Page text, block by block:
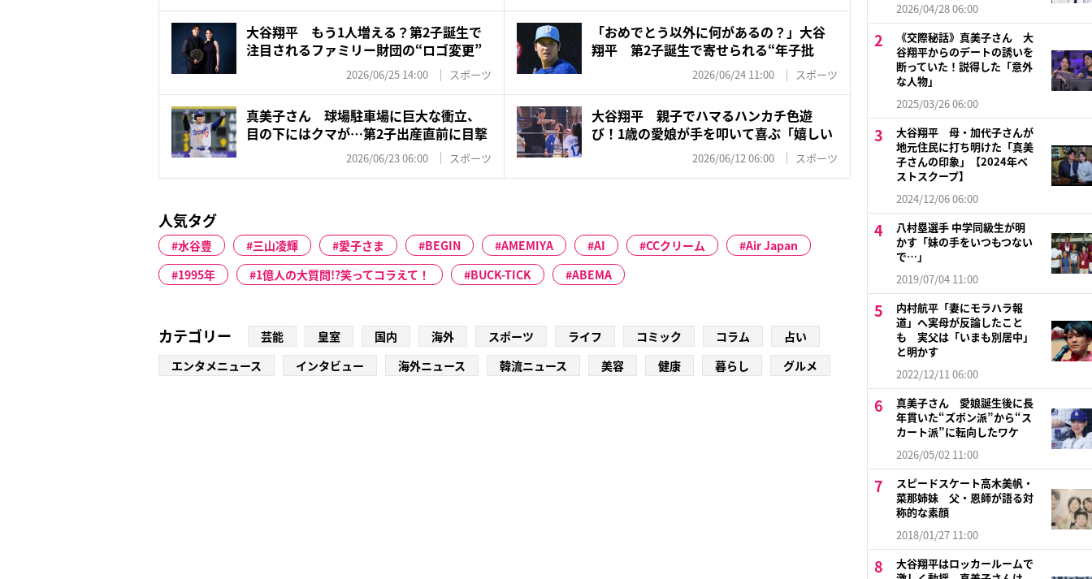
大谷翔平 もう1人増える？第2子誕生で
注目されるファミリー財団の“ロゴ変更”
2026/06/25 14:00 スポーツ
「おめでとう以外に何があるの？」大谷
翔平 第2子誕生で寄せられる“年子批
2026/06/24 11:00 スポーツ
真美子さん 球場駐車場に巨大な衝立、
目の下にはクマが…第2子出産直前に目撃
2026/06/23 06:00 スポーツ
大谷翔平 親子でハマるハンカチ色遊
び！1歳の愛娘が手を叩いて喜ぶ「嬉しい
2026/06/12 06:00 スポーツ
人気タグ
水谷豊 三山凌輝 愛子さま BEGIN AMEMIYA AI CCクリーム
Air Japan
1995年
1億人の大質問!?笑ってコラえて！ BUCK-TICK ABEMA
カテゴリー 芸能 皇室 国内 海外 スポーツ ライフ コミック コラム
占い
エンタメニュース
インタビュー 海外ニュース 韓流ニュース 美容 健康 暮らし グルメ
2026/04/28 06:00
《交際秘話》真美子さん 大
谷翔平からのデートの誘いを
断っていた！説得した「意外
な人物」
2025/03/26 06:00
大谷翔平 母・加代子さんが
地元住民に打ち明けた「真美
子さんの印象」【2024年ベ
ストスクープ】
2024/12/06 06:00
八村塁選手 中学同級生が明
かす「妹の手をいつもつない
で…」
2019/07/04 11:00
内村航平「妻にモラハラ報
道」へ実母が反論したこと
も 実父は「いまも別居中」
と明かす
2022/12/11 06:00
真美子さん 愛娘誕生後に長
年貫いた“ズボン派”から“ス
カート派”に転向したワケ
2026/05/02 11:00
スピードスケート高木美帆・
菜那姉妹 父・恩師が語る対
称的な素顔
2018/01/27 11:00
大谷翔平はロッカールームで